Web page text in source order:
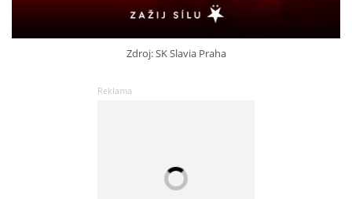
Zdroj: SK Slavia Praha